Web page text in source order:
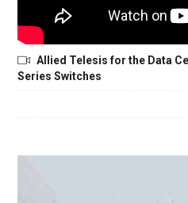
Allied Telesis for the Data
Series Switches